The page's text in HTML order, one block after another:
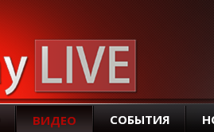
ВИДЕО СОБЫТИЯ